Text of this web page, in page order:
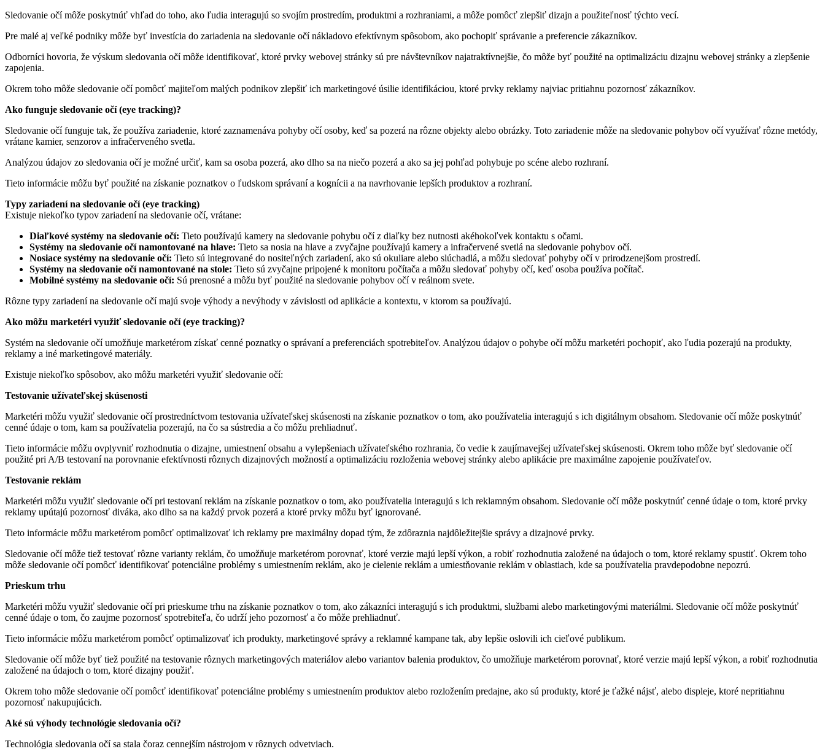
Sledovanie očí môže poskytnúť vhľad do toho, ako ľudia interagujú so svojím prostredím, produktmi a rozhraniami, a môže pomôcť zlepšiť dizajn a použiteľnosť týchto vecí.
Pre malé aj veľké podniky môže byť investícia do zariadenia na sledovanie očí nákladovo efektívnym spôsobom, ako pochopiť správanie a preferencie zákazníkov.
Odborníci hovoria, že výskum sledovania očí môže identifikovať, ktoré prvky webovej stránky sú pre návštevníkov najatraktívnejšie, čo môže byť použité na optimalizáciu dizajnu webovej stránky a zlepšenie
zapojenia.
Okrem toho môže sledovanie očí pomôcť majiteľom malých podnikov zlepšiť ich marketingové úsilie identifikáciou, ktoré prvky reklamy najviac pritiahnu pozornosť zákazníkov.
Ako funguje sledovanie očí (eye tracking)?
Sledovanie očí funguje tak, že používa zariadenie, ktoré zaznamenáva pohyby očí osoby, keď sa pozerá na rôzne objekty alebo obrázky. Toto zariadenie môže na sledovanie pohybov očí využívať rôzne metódy,
vrátane kamier, senzorov a infračerveného svetla.
Analýzou údajov zo sledovania očí je možné určiť, kam sa osoba pozerá, ako dlho sa na niečo pozerá a ako sa jej pohľad pohybuje po scéne alebo rozhraní.
Tieto informácie môžu byť použité na získanie poznatkov o ľudskom správaní a kognícii a na navrhovanie lepších produktov a rozhraní.
Typy zariadení na sledovanie očí (eye tracking)
Existuje niekoľko typov zariadení na sledovanie očí, vrátane:
Diaľkové systémy na sledovanie očí: Tieto používajú kamery na sledovanie pohybu očí z diaľky bez nutnosti akéhokoľvek kontaktu s očami.
Systémy na sledovanie očí namontované na hlave: Tieto sa nosia na hlave a zvyčajne používajú kamery a infračervené svetlá na sledovanie pohybov očí.
Nosiace systémy na sledovanie očí: Tieto sú integrované do nositeľných zariadení, ako sú okuliare alebo slúchadlá, a môžu sledovať pohyby očí v prirodzenejšom prostredí.
Systémy na sledovanie očí namontované na stole: Tieto sú zvyčajne pripojené k monitoru počítača a môžu sledovať pohyby očí, keď osoba používa počítač.
Mobilné systémy na sledovanie očí: Sú prenosné a môžu byť použité na sledovanie pohybov očí v reálnom svete.
Rôzne typy zariadení na sledovanie očí majú svoje výhody a nevýhody v závislosti od aplikácie a kontextu, v ktorom sa používajú.
Ako môžu marketéri využiť sledovanie očí (eye tracking)?
Systém na sledovanie očí umožňuje marketérom získať cenné poznatky o správaní a preferenciách spotrebiteľov. Analýzou údajov o pohybe očí môžu marketéri pochopiť, ako ľudia pozerajú na produkty,
reklamy a iné marketingové materiály.
Existuje niekoľko spôsobov, ako môžu marketéri využiť sledovanie očí:
Testovanie užívateľskej skúsenosti
Marketéri môžu využiť sledovanie očí prostredníctvom testovania užívateľskej skúsenosti na získanie poznatkov o tom, ako používatelia interagujú s ich digitálnym obsahom. Sledovanie očí môže poskytnúť
cenné údaje o tom, kam sa používatelia pozerajú, na čo sa sústredia a čo môžu prehliadnuť.
Tieto informácie môžu ovplyvniť rozhodnutia o dizajne, umiestnení obsahu a vylepšeniach užívateľského rozhrania, čo vedie k zaujímavejšej užívateľskej skúsenosti. Okrem toho môže byť sledovanie očí
použité pri A/B testovaní na porovnanie efektívnosti rôznych dizajnových možností a optimalizáciu rozloženia webovej stránky alebo aplikácie pre maximálne zapojenie používateľov.
Testovanie reklám
Marketéri môžu využiť sledovanie očí pri testovaní reklám na získanie poznatkov o tom, ako používatelia interagujú s ich reklamným obsahom. Sledovanie očí môže poskytnúť cenné údaje o tom, ktoré prvky
reklamy upútajú pozornosť diváka, ako dlho sa na každý prvok pozerá a ktoré prvky môžu byť ignorované.
Tieto informácie môžu marketérom pomôcť optimalizovať ich reklamy pre maximálny dopad tým, že zdôraznia najdôležitejšie správy a dizajnové prvky.
Sledovanie očí môže tiež testovať rôzne varianty reklám, čo umožňuje marketérom porovnať, ktoré verzie majú lepší výkon, a robiť rozhodnutia založené na údajoch o tom, ktoré reklamy spustiť. Okrem toho
môže sledovanie očí pomôcť identifikovať potenciálne problémy s umiestnením reklám, ako je cielenie reklám a umiestňovanie reklám v oblastiach, kde sa používatelia pravdepodobne nepozrú.
Prieskum trhu
Marketéri môžu využiť sledovanie očí pri prieskume trhu na získanie poznatkov o tom, ako zákazníci interagujú s ich produktmi, službami alebo marketingovými materiálmi. Sledovanie očí môže poskytnúť
cenné údaje o tom, čo zaujme pozornosť spotrebiteľa, čo udrží jeho pozornosť a čo môže prehliadnuť.
Tieto informácie môžu marketérom pomôcť optimalizovať ich produkty, marketingové správy a reklamné kampane tak, aby lepšie oslovili ich cieľové publikum.
Sledovanie očí môže byť tiež použité na testovanie rôznych marketingových materiálov alebo variantov balenia produktov, čo umožňuje marketérom porovnať, ktoré verzie majú lepší výkon, a robiť rozhodnutia
založené na údajoch o tom, ktoré dizajny použiť.
Okrem toho môže sledovanie očí pomôcť identifikovať potenciálne problémy s umiestnením produktov alebo rozložením predajne, ako sú produkty, ktoré je ťažké nájsť, alebo displeje, ktoré nepritiahnu
pozornosť nakupujúcich.
Aké sú výhody technológie sledovania očí?
Technológia sledovania očí sa stala čoraz cennejším nástrojom v rôznych odvetviach.